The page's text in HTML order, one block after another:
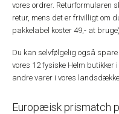
vores ordrer. Returformularen
retur, mens det er frivilligt om
pakkelabel koster 49,- at
Du kan selvfølgelig også
vores 12 fysiske Helm butikker
andre varer i vores
Europæisk prismatch